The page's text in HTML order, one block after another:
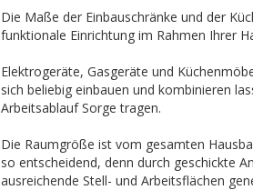
Die Maße der Einbauschränke und der
funktionale Einrichtung im Rahmen Ihrer
Elektrogeräte, Gasgeräte und
sich beliebig einbauen und kombinieren
Arbeitsablauf Sorge tragen.
Die Raumgröße ist vom gesamten
so entscheidend, denn durch geschickte
ausreichende Stell- und Arbeitsflächen